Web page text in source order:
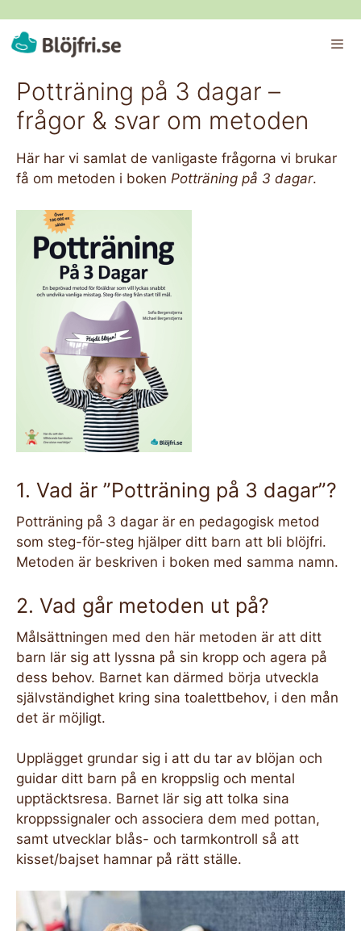
innehåll
Potträning på 3 dagar –
frågor & svar om metoden
Här har vi samlat de vanligaste frågorna vi brukar
få om metoden i boken Potträning på 3 dagar.
1. Vad är ”Potträning på 3 dagar”?
Potträning på 3 dagar är en pedagogisk metod
som steg-för-steg hjälper ditt barn att bli blöjfri.
Metoden är beskriven i boken med samma namn.
2. Vad går metoden ut på?
Målsättningen med den här metoden är att ditt
barn lär sig att lyssna på sin kropp och agera på
dess behov. Barnet kan därmed börja utveckla
självständighet kring sina toalettbehov, i den mån
det är möjligt.
Upplägget grundar sig i att du tar av blöjan och
guidar ditt barn på en kroppslig och mental
upptäcktsresa. Barnet lär sig att tolka sina
kroppssignaler och associera dem med pottan,
samt utvecklar blås- och tarmkontroll så att
kisset/bajset hamnar på rätt ställe.